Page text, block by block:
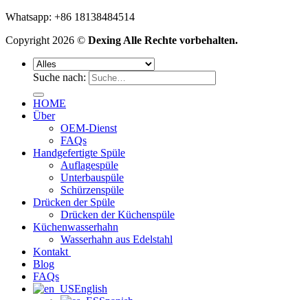
Whatsapp: +86 18138484514
Copyright 2026 © Dexing Alle Rechte vorbehalten.
Suche nach:
HOME
Über
OEM-Dienst
FAQs
Handgefertigte Spüle
Auflagespüle
Unterbauspüle
Schürzenspüle
Drücken der Spüle
Drücken der Küchenspüle
Küchenwasserhahn
Wasserhahn aus Edelstahl
Kontakt
Blog
FAQs
English